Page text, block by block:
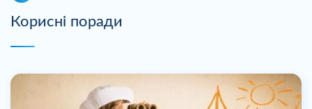
Корисні поради